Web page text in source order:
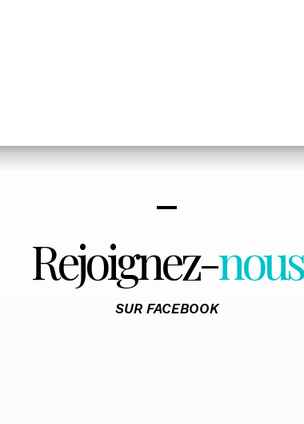
Rejoignez-nous
SUR FACEBOOK